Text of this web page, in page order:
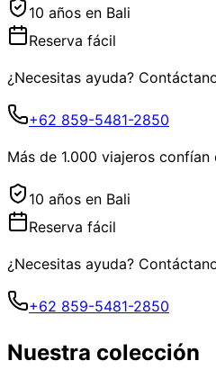
10 años en Bali
Reserva fácil
¿Necesitas ayuda?
+62 859-5481-2850
Más de 1.000 viajeros confían
10 años en Bali
Reserva fácil
¿Necesitas ayuda?
+62 859-5481-2850
Nuestra colección